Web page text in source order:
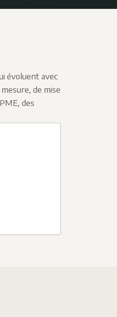
évoluent avec
de mise
des